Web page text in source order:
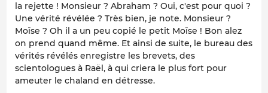
la rejette ! Monsieur ? Abraham ? Oui, c'est pour quoi ?
Une vérité révélée ? Très bien, je note. Monsieur ?
Moïse ? Oh il a un peu copié le petit Moïse ! Bon alez
on prend quand même. Et ainsi de suite, le bureau des
vérités révélés enregistre les brevets, des
scientologues à Raël, à qui criera le plus fort pour
ameuter le chaland en détresse.